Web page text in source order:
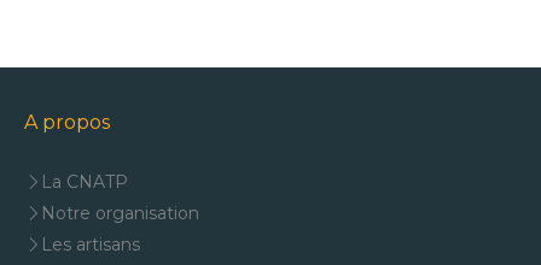
A propos
La CNATP
Notre organisation
Les artisans